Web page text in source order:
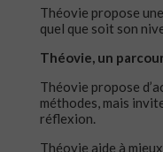
Théovie propose
quel que soit son
Théovie, un
Théovie propose
méthodes, mais
réflexion.
Théovie aide à